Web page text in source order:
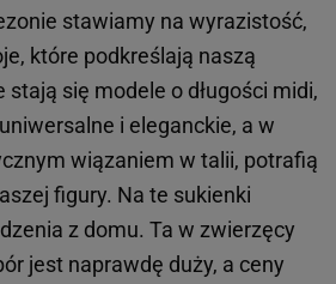
stawiamy na wyrazistość,
które podkreślają naszą
się modele o długości midi,
i eleganckie, a w
wiązaniem w talii, potrafią
figury. Na te sukienki
z domu. Ta w zwierzęcy
jest naprawdę duży, a ceny